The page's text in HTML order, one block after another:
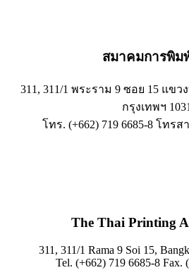
สมาคมการพิม
311, 311/1 พระราม 9 ซอย 15 แขว
กรุงเทพฯ
โทร. (+662) 719 6685-8 โทรส
The Thai Printing
311, 311/1 Rama 9 Soi 15,
Tel. (+662) 719 6685-8 Fax.